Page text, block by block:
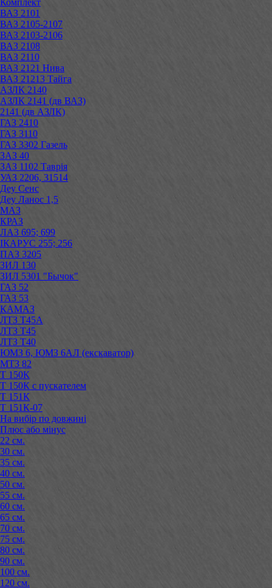
ВАЗ 2101
ВАЗ 2105-2107
ВАЗ 2103-2106
ВАЗ 2108
ВАЗ 2110
ВАЗ 2121 Нива
ВАЗ 21213 Тайга
АЗЛК 2140
АЗЛК 2141 (дв ВАЗ)
2141 (дв АЗЛК)
ГАЗ 2410
ГАЗ 3110
ГАЗ 3302 Газель
ЗАЗ 40
ЗАЗ 1102 Таврія
УАЗ 2206, 31514
Деу Сенс
Деу Ланос 1,5
МАЗ
КРАЗ
ЛАЗ 695; 699
ІКАРУС 255; 256
ПАЗ 3205
ЗИЛ 130
ЗИЛ 5301 "Бычок"
ГАЗ 52
ГАЗ 53
КАМАЗ
ЛТЗ Т45А
ЛТЗ Т45
ЛТЗ Т40
ЮМЗ 6, ЮМЗ 6АЛ (екскаватор)
МТЗ 82
Т 150К
Т 150К с пускателем
Т 151К
Т 151К-07
На вибір по довжині
Плюс або мінус
22 см.
30 см.
35 см.
40 см.
50 см.
55 см.
60 см.
65 см.
70 см.
75 см.
80 см.
90 см.
100 см.
120 см.